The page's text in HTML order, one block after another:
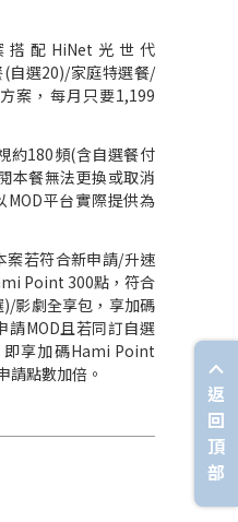
搭配HiNet光世代
(自選20)/家庭特選餐/
案，每月只要1,199
約180頻(含自選餐付
本餐無法更換或取消
MOD平台實際提供為
案若符合新申請/升速
Point 300點，符合
影劇全享包，享加碼
MOD且若同訂自選
享加碼Hami Point
請點數加倍。
返
回
頂
部